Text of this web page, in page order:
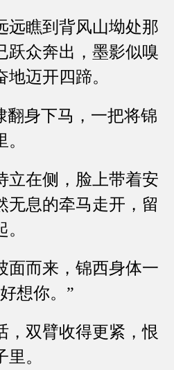
瞧到背风山坳处那
跃众奔出，墨影似嗅
迈开四蹄。
身下马，一把将锦
在侧，脸上带着安
无息的牵马走开，留
而来，锦西身体一
想你。”
双臂收得更紧，恨
。